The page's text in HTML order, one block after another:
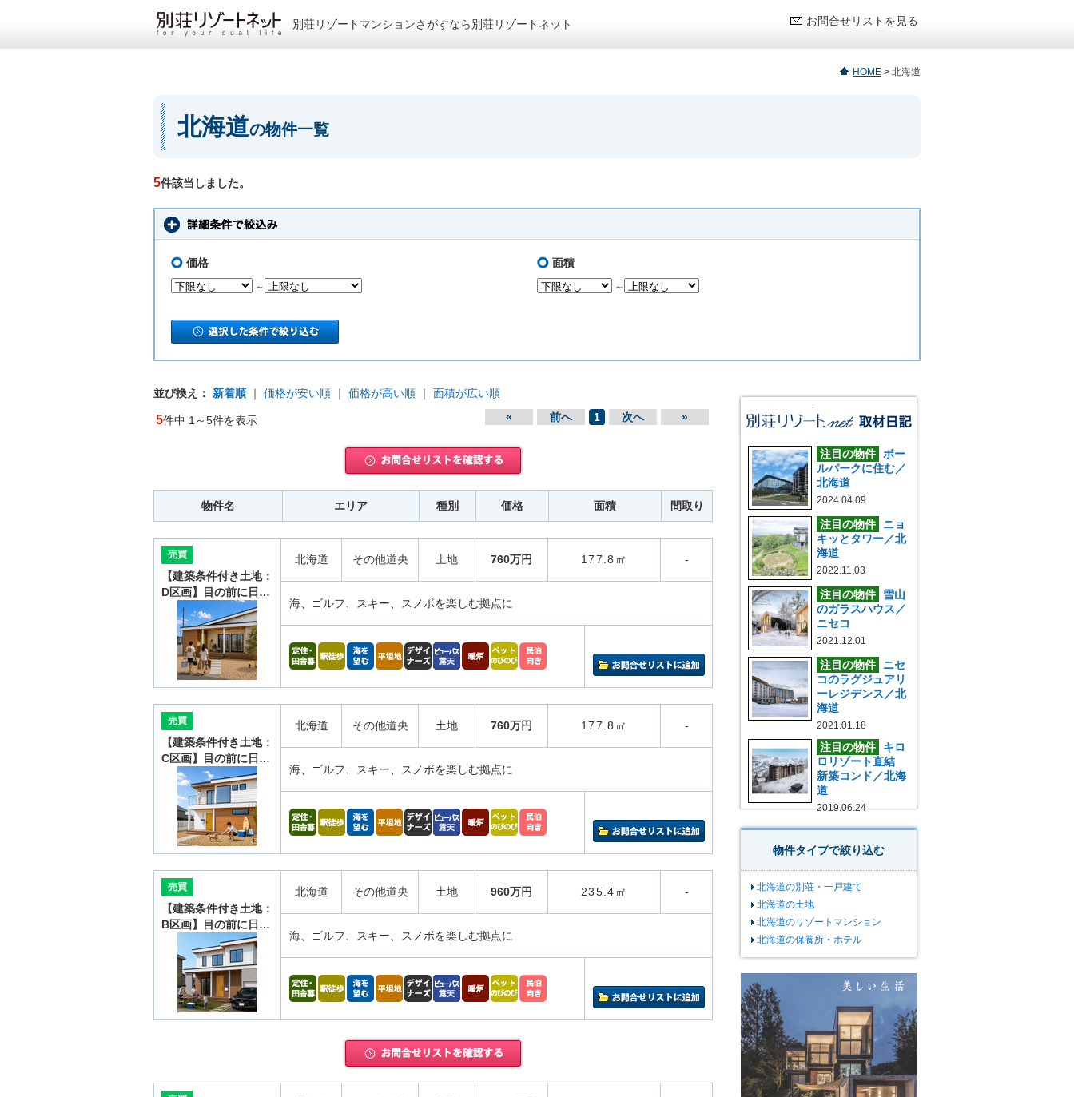
別荘リゾートマンションさがすなら別荘リゾートネット お問合せリストを見る
HOME > 北海道
北海道の物件一覧
5件該当しました。
価格
～
面積
～
並び換え： 新着順 ｜ 価格が安い順 ｜ 価格が高い順 ｜ 面積が広い順
5件中 1～5件を表示 « 前へ 1 次へ »
物件名 エリア 種別 価格 面積 間取り
売買
【建築条件付き土地：
D区画】目の前に日…
北海道 その他道央 土地 760万円 177.8㎡ -
海、ゴルフ、スキー、スノボを楽しむ拠点に
売買
【建築条件付き土地：
C区画】目の前に日…
北海道 その他道央 土地 760万円 177.8㎡ -
海、ゴルフ、スキー、スノボを楽しむ拠点に
売買
【建築条件付き土地：
B区画】目の前に日…
北海道 その他道央 土地 960万円 235.4㎡ -
海、ゴルフ、スキー、スノボを楽しむ拠点に
注目の物件 ボー
ルパークに住む／
北海道
2024.04.09
注目の物件
ニョ
キッとタワー／北
海道
2022.11.03
注目の物件
雪山
のガラスハウス／
ニセコ
2021.12.01
注目の物件
ニセ
コのラグジュアリ
ーレジデンス／北
海道
2021.01.18
注目の物件
キロ
ロリゾート直結
新築コンド／北海
道
2019.06.24
物件タイプで絞り込む
北海道の別荘・一戸建て
北海道の土地
北海道のリゾートマンション
北海道の保養所・ホテル